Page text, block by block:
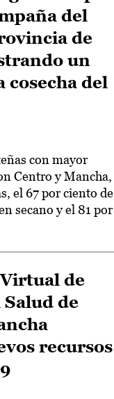
del
de
un
cosecha del
con mayor
Centro y Mancha,
el 67 por ciento
secano y el 81 por
de
Salud de
recursos